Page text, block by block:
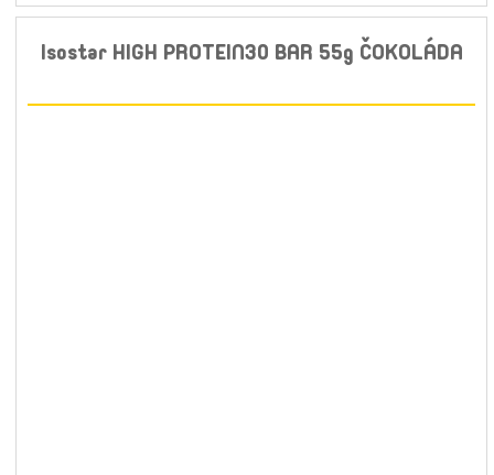
Isostar HIGH PROTEIN30 BAR 55g ČOKOLÁDA